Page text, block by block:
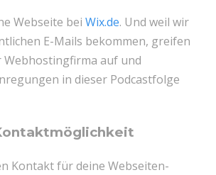
Webseite bei Wix.de. Und weil wir
E-Mails bekommen, greifen
Webhostingfirma auf und
in dieser Podcastfolge
Kontakt für deine Webseiten-